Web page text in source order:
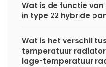
Wat is de functie
in type 22 hybride
Wat is het verschil
temperatuur radiator
lage-temperatuur